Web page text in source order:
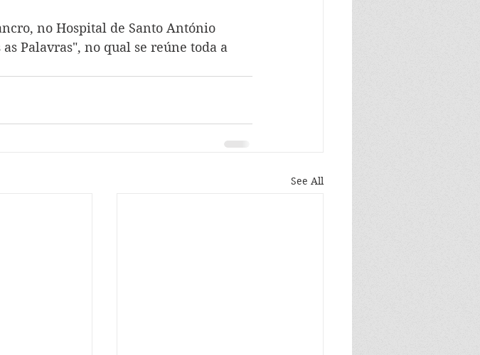
no Hospital de Santo António
Palavras", no qual se reúne toda a
See All